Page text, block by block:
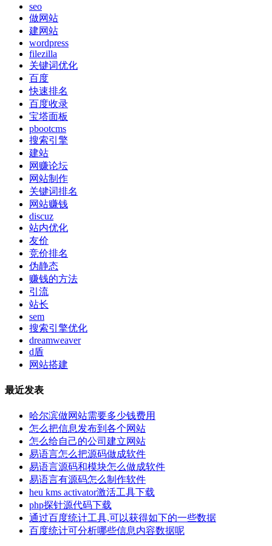
seo
做网站
建网站
wordpress
filezilla
关键词优化
百度
快速排名
百度收录
宝塔面板
pbootcms
搜索引擎
建站
网赚论坛
网站制作
关键词排名
网站赚钱
discuz
站内优化
友价
竞价排名
伪静态
赚钱的方法
引流
站长
sem
搜索引擎优化
dreamweaver
d盾
网站搭建
最近发表
哈尔滨做网站需要多少钱费用
怎么把信息发布到各个网站
怎么给自己的公司建立网站
易语言怎么把源码做成软件
易语言源码和模块怎么做成软件
易语言有源码怎么制作软件
heu kms activator激活工具下载
php探针源代码下载
通过百度统计工具,可以获得如下的一些数据
百度统计可分析哪些信息内容数据呢